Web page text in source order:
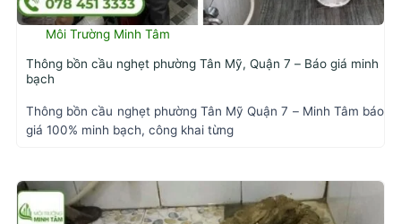
Môi Trường Minh Tâm
Thông bồn cầu nghẹt phường Tân Mỹ, Quận 7 – Báo giá minh
bạch
Thông bồn cầu nghẹt phường Tân Mỹ Quận 7 – Minh Tâm báo
giá 100% minh bạch, công khai từng